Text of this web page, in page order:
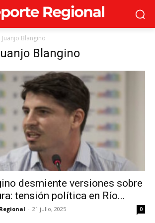
Juanjo Blangino
Blangino
desmiente versiones sobre
tensión política en Río...
- 21 julio, 2025 0